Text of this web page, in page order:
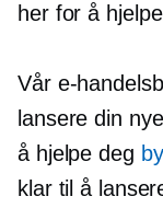
her for å
Vår e-
lansere din
å hjelpe deg
klar til å